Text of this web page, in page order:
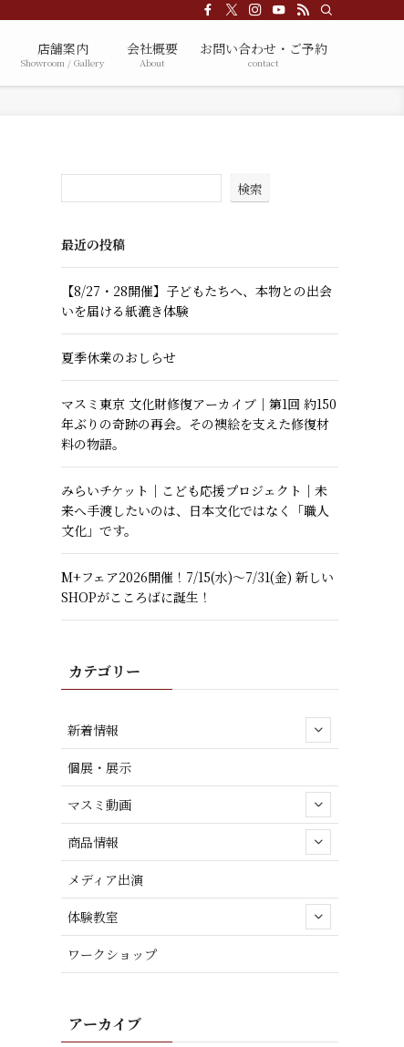
店舗案内
Showroom / Gallery
会社概要
About
お問い合わせ・ご予約
contact
検索
最近の投稿
【8/27・28開催】子どもたちへ、本物との出会
いを届ける紙漉き体験
夏季休業のおしらせ
マスミ東京 文化財修復アーカイブ｜第1回 約150
年ぶりの奇跡の再会。その襖絵を支えた修復材
料の物語。
みらいチケット｜こども応援プロジェクト｜未
来へ手渡したいのは、日本文化ではなく「職人
文化」です。
M+フェア2026開催！7/15(水)～7/31(金) 新しい
SHOPがこころばに誕生！
カテゴリー
新着情報
個展・展示
マスミ動画
商品情報
メディア出演
体験教室
ワークショップ
アーカイブ